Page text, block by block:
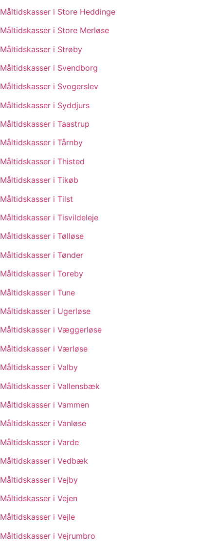
Måltidskasser i Store Heddinge
Måltidskasser i Store Merløse
Måltidskasser i Strøby
Måltidskasser i Svendborg
Måltidskasser i Svogerslev
Måltidskasser i Syddjurs
Måltidskasser i Taastrup
Måltidskasser i Tårnby
Måltidskasser i Thisted
Måltidskasser i Tikøb
Måltidskasser i Tilst
Måltidskasser i Tisvildeleje
Måltidskasser i Tølløse
Måltidskasser i Tønder
Måltidskasser i Toreby
Måltidskasser i Tune
Måltidskasser i Ugerløse
Måltidskasser i Væggerløse
Måltidskasser i Værløse
Måltidskasser i Valby
Måltidskasser i Vallensbæk
Måltidskasser i Vammen
Måltidskasser i Vanløse
Måltidskasser i Varde
Måltidskasser i Vedbæk
Måltidskasser i Vejby
Måltidskasser i Vejen
Måltidskasser i Vejle
Måltidskasser i Vejrumbro